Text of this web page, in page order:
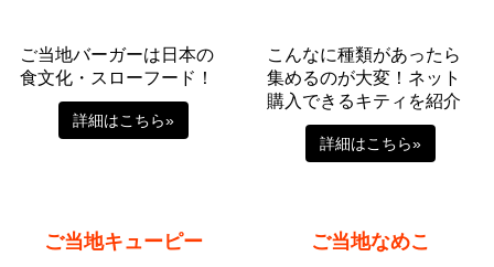
ご当地バーガーは日本の
食文化・スローフード！
詳細はこちら»
こんなに種類があったら
集めるのが大変！ネット
購入できるキティを紹介
詳細はこちら»
ご当地キューピー ご当地なめこ